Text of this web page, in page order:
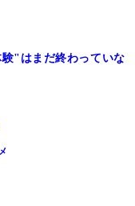
"はまだ終わっていな